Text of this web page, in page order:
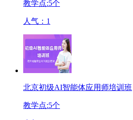
教学点:5个
人气： 1
北京初级AI智能体应用师培训班
教学点:5个